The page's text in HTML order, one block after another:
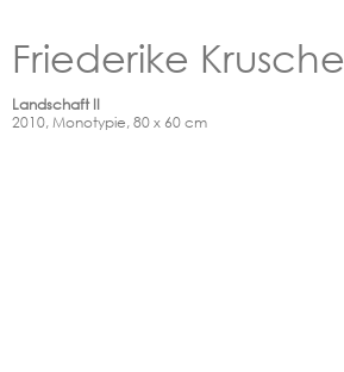
Friederike Krusche
Landschaft II
2010, Monotypie, 80 x 60 cm